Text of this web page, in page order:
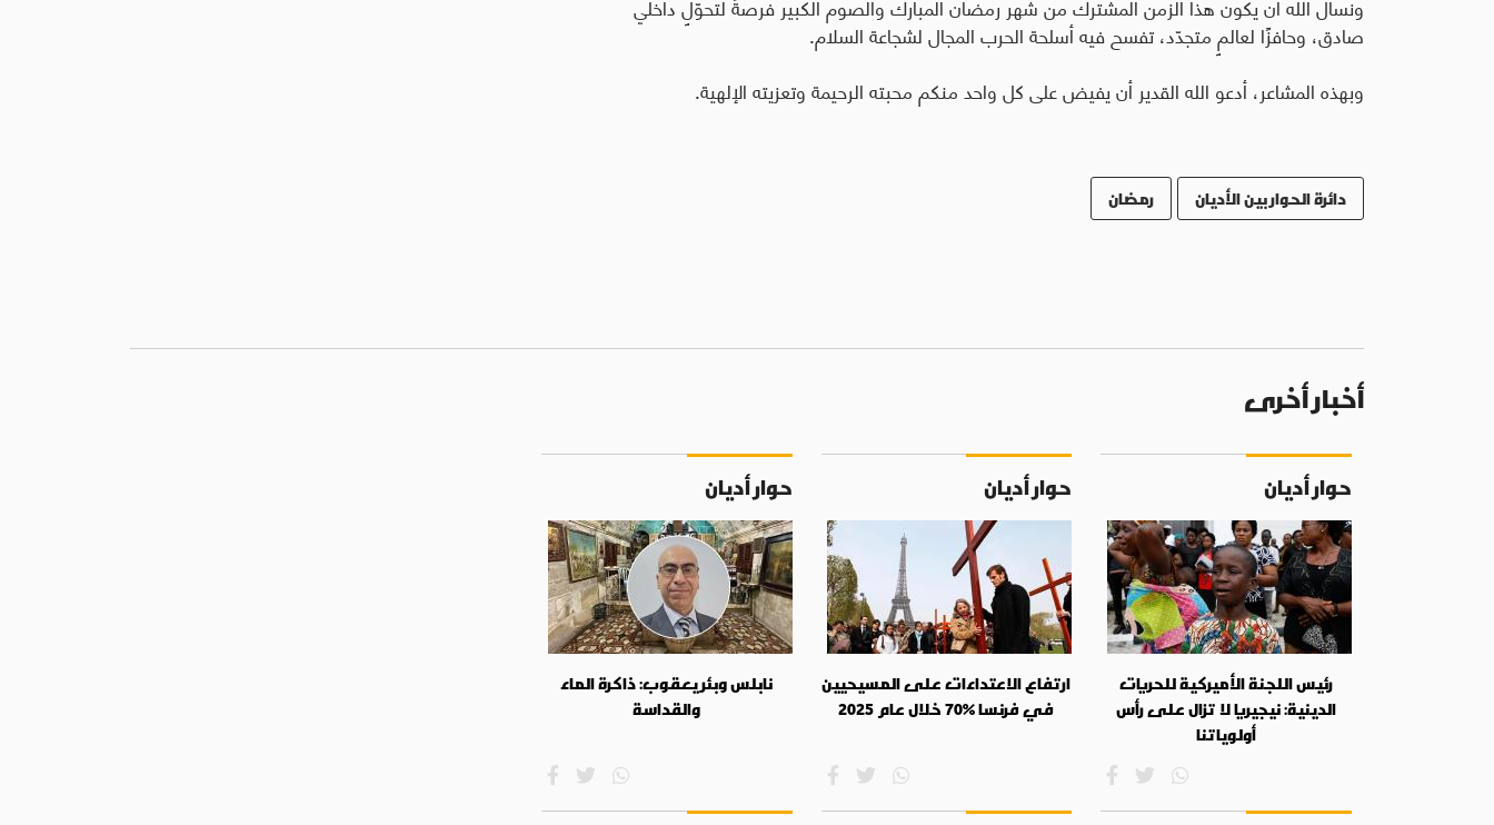
صادق، وحافزًا لعالمٍ متجدّد، تفسح فيه أسلحة الحرب المجال لشجاعة السلام.
وبهذه المشاعر، أدعو الله القدير أن يفيض على كل واحد منكم محبته الرحيمة وتعزيته الإلهية.
دائرة الحوار بين الأديان رمضان
أخبار أخرى
حوار أديان
رئيس اللجنة الأميركية للحريات
الدينية: نيجيريا لا تزال على رأس
أولوياتنا
حوار أديان
ارتفاع الاعتداءات على المسيحيين
في فرنسا %70 خلال عام 2025
حوار أديان
نابلس وبئر يعقوب: ذاكرة الماء
والقداسة